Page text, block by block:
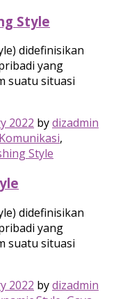
Style
didefinisikan
yang
suatu situasi
2022 bydizadmin
,
Style
didefinisikan
yang
suatu situasi
2022 bydizadmin